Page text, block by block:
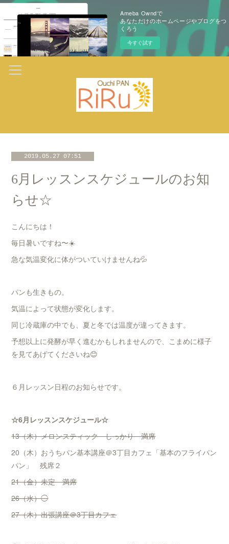
Ameba Owndで
あなただけのホームページやブログをつ
くろう
今すぐ試す
2019.05.27 07:51
6月レッスンスケジュールのお知
らせ☆
こんにちは！
毎日暑いですね〜☀️
急な気温変化に体がついていけませんね💦
パンも生きもの。
気温によって状態が変化します。
同じ冷蔵庫の中でも、夏と冬では温度が違ってきます。
予想以上に発酵が早く進むかもしれませんので、こまめに様子
を見てあげてくださいね😊
６月レッスン日程のお知らせです。
☆6月レッスンスケジュール☆
13（木）メロンスティック しっかり 満席
20（木）おうちパン基本講座＠3丁目カフェ「基本のフライパン
パン」 残席２
21（金）未定 満席
26（水）◯
27（木）出張講座＠3丁目カフェ